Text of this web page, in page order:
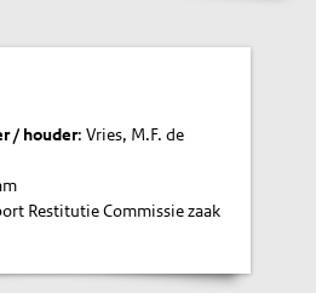
/ houder: Vries, M.F. de
Restitutie Commissie zaak